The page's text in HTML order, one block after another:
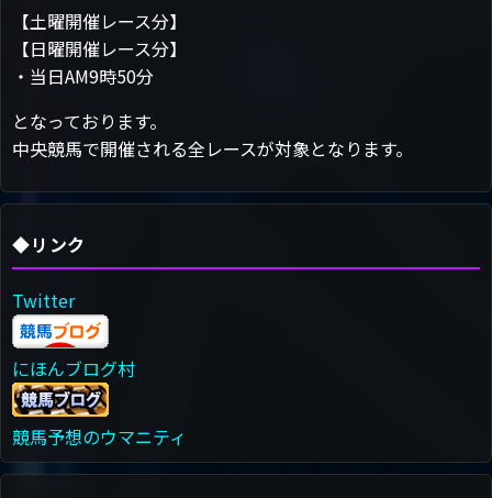
【土曜開催レース分】
【日曜開催レース分】
・当日AM9時50分
となっております。
中央競馬で開催される全レースが対象となります。
◆リンク
Twitter
にほんブログ村
競馬予想のウマニティ